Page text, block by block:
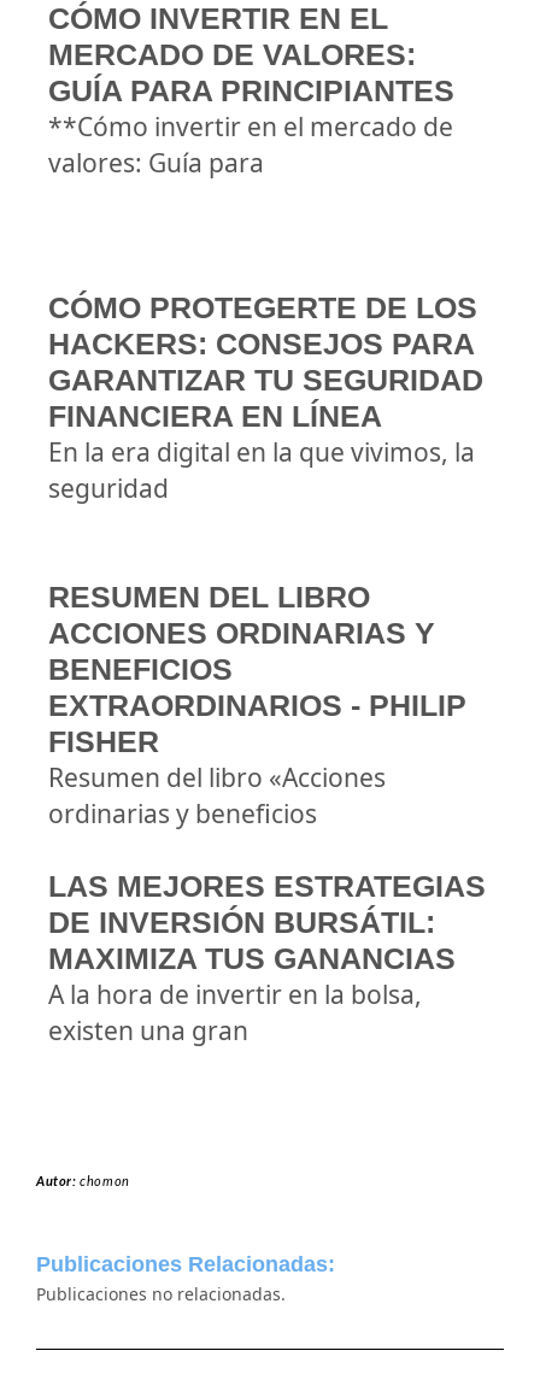
CÓMO INVERTIR EN EL
MERCADO DE VALORES:
GUÍA PARA PRINCIPIANTES
**Cómo invertir en el mercado de
valores: Guía para
CÓMO PROTEGERTE DE LOS
HACKERS: CONSEJOS PARA
GARANTIZAR TU SEGURIDAD
FINANCIERA EN LÍNEA
En la era digital en la que vivimos, la
seguridad
RESUMEN DEL LIBRO
ACCIONES ORDINARIAS Y
BENEFICIOS
EXTRAORDINARIOS - PHILIP
FISHER
Resumen del libro «Acciones
ordinarias y beneficios
LAS MEJORES ESTRATEGIAS
DE INVERSIÓN BURSÁTIL:
MAXIMIZA TUS GANANCIAS
A la hora de invertir en la bolsa,
existen una gran
Autor:chomon
Publicaciones Relacionadas:
Publicaciones no relacionadas.